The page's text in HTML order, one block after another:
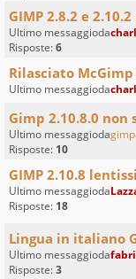
GIMP 2.8.2 e
Ultimo messaggioda
Risposte:6
Rilasciato McGimp
Ultimo messaggioda
Gimp 2.10.8.0 non
Ultimo messaggioda
Risposte: 10
GIMP 2.10.8
Ultimo messaggioda
Risposte: 18
Lingua in italiano
Ultimo messaggioda
Risposte:3